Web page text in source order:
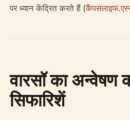
पर ध्यान केंद्रित करते हैं (
वारसॉ का अन्वेषण
सिफारिशें